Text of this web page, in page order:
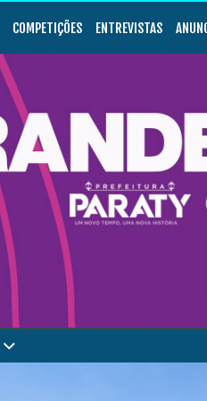
COMPETIÇÕES ENTREVISTAS